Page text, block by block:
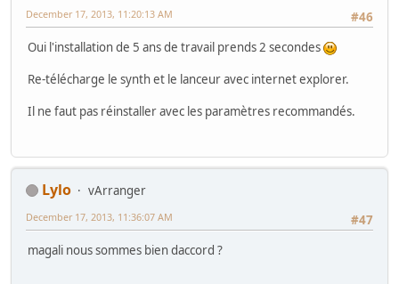
#46
December 17, 2013, 11:20:13 AM
Oui l'installation de 5 ans de travail prends 2 secondes
Re-télécharge le synth et le lanceur avec internet explorer.
Il ne faut pas réinstaller avec les paramètres recommandés.
Lylo
vArranger
#47
December 17, 2013, 11:36:07 AM
magali nous sommes bien daccord ?